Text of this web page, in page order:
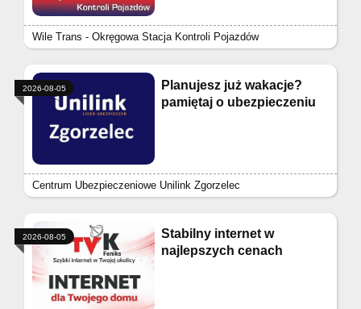
Wile Trans - Okręgowa Stacja Kontroli Pojazdów
Planujesz już wakacje?
pamiętaj o ubezpieczeniu
Centrum Ubezpieczeniowe Unilink Zgorzelec
2026-08-05
Stabilny internet w
najlepszych cenach
2026-08-05